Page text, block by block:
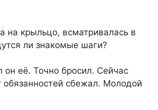
на крыльцо, всматривалась в
ли знакомые шаги?
её. Точно бросил. Сейчас
сбежал. Молодой